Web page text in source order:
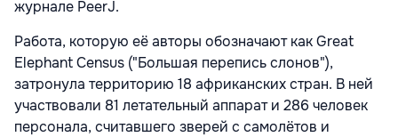
журнале PeerJ.
Работа, которую её авторы обозначают как Great
Elephant Census ("Большая перепись слонов"),
затронула территорию 18 африканских стран. В ней
участвовали 81 летательный аппарат и 286 человек
персонала, считавшего зверей с самолётов и